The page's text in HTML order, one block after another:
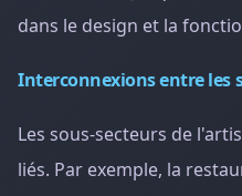
dans le design et la
Interconnexions entre les
Les sous-secteurs de
liés. Par exemple, la